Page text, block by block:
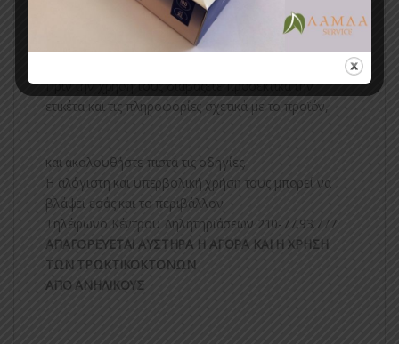
Χρησιμοποιείτε τα βιοκτόνα (Τρωκτικοκτόνα)
Πριν την χρήση τους διαβάζετε προσεκτικά την
ετικέτα και τις πληροφορίες σχετικά με το προϊόν,
και ακολουθήστε πιστά τις οδηγίες.
Η αλόγιστη και υπερβολική χρήση τους μπορεί να
βλάψει εσάς και το περιβάλλον
Τηλέφωνο Κέντρου Δηλητηριάσεων 210-77.93.777
ΑΠΑΓΟΡΕΥΕΤΑΙ ΑΥΣΤΗΡΑ Η ΑΓΟΡΑ ΚΑΙ Η ΧΡΗΣΗ
ΤΩΝ ΤΡΩΚΤΙΚΟΚΤΟΝΩΝ
ΑΠΟ ΑΝΗΛΙΚΟΥΣ